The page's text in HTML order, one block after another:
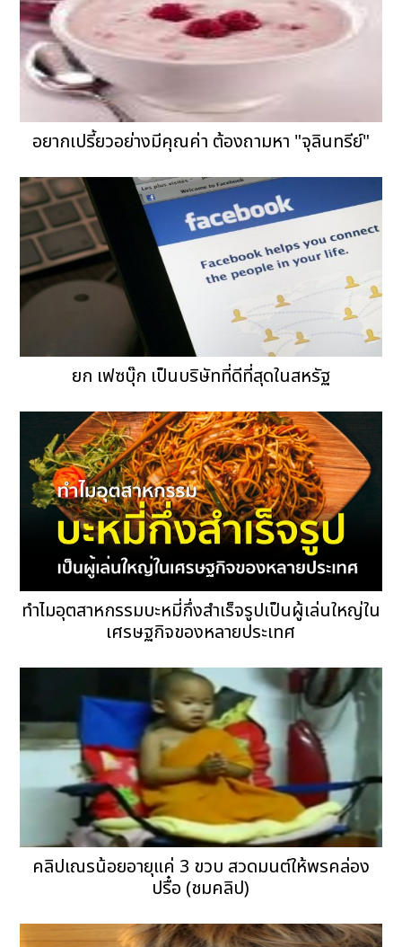
อยากเปรี้ยวอย่างมีคุณค่า ต้องถามหา "จุลินทรีย์"
ยก เฟซบุ๊ก เป็นบริษัทที่ดีที่สุดในสหรัฐ
ทำไมอุตสาหกรรมบะหมี่กึ่งสำเร็จรูปเป็นผู้เล่นใหญ่ใน
เศรษฐกิจของหลายประเทศ
คลิปเณรน้อยอายุแค่ 3 ขวบ สวดมนต์ให้พรคล่อง
ปรื๋อ (ชมคลิป)